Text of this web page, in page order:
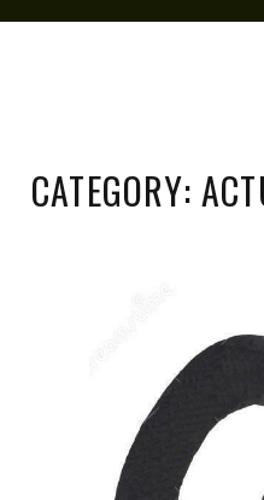
CATEGORY: